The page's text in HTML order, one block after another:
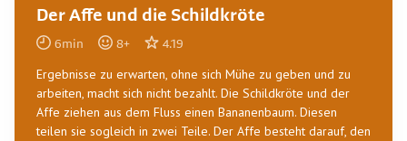
Der Affe und die Schildkröte
6min 8+ 4.19
Ergebnisse zu erwarten, ohne sich Mühe zu geben und zu
arbeiten, macht sich nicht bezahlt. Die Schildkröte und der
Affe ziehen aus dem Fluss einen Bananenbaum. Diesen
teilen sie sogleich in zwei Teile. Der Affe besteht darauf, den